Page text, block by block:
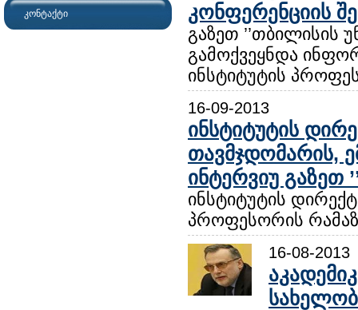
კონტაქტი
კონფერენციის
გაზეთ ’’თბილისის
გამოქვეყნდა
ინსტიტუტის
16-09-2013
ინსტიტუტის
თავმჯდომარის,
ინტერვიუ გაზეთ
ინსტიტუტის
პროფესორის რამაზ
16-08-2013